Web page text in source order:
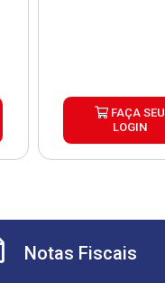
FAÇA SEU
LOGIN
Notas Fiscais